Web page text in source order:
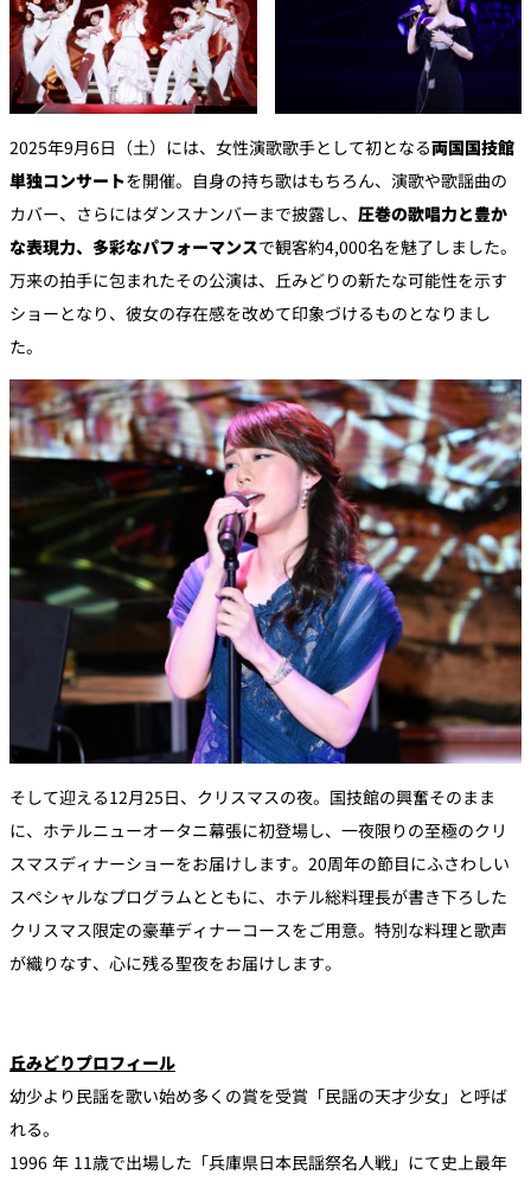
2025年9月6日（土）には、女性演歌歌手として初となる両国国技館
単独コンサートを開催。自身の持ち歌はもちろん、演歌や歌謡曲の
カバー、さらにはダンスナンバーまで披露し、 圧巻の歌唱力と豊か
な表現力、多彩なパフォーマンスで観客約4,000名を魅了しました。
万来の拍手に包まれたその公演は、丘みどりの新たな可能性を示す
ショーとなり、彼女の存在感を改めて印象づけるものとなりまし
た。
そして迎える12月25日、クリスマスの夜。国技館の興奮そのまま
に、ホテルニューオータニ幕張に初登場し、一夜限りの至極のクリ
スマスディナーショーをお届けします。20周年の節目にふさわしい
スペシャルなプログラムとともに、ホテル総料理長が書き下ろした
クリスマス限定の豪華ディナーコースをご用意。特別な料理と歌声
が織りなす、心に残る聖夜をお届けします。
丘みどりプロフィール
幼少より民謡を歌い始め多くの賞を受賞「民謡の天才少女」と呼ば
れる。
1996 年 11歳で出場した「兵庫県日本民謡祭名人戦」にて史上最年